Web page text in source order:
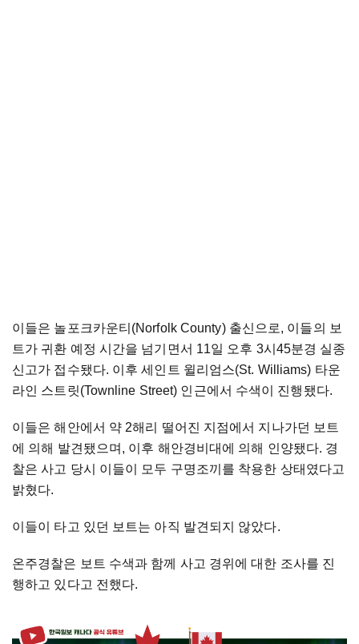
이들은 놀포크카운티(Norfolk County) 출신으로, 이들의 보
트가 귀환 예정 시간을 넘기면서 11일 오후 3시45분경 실종
신고가 접수됐다. 이후 세인트 윌리엄스(St. Williams) 타운
라인 스트릿(Townline Street) 인근에서 수색이 진행됐다.
이들은 해안에서 약 2해리 떨어진 지점에서 지나가던 보트
에 의해 발견됐으며, 이후 해안경비대에 의해 인양됐다. 경
찰은 사고 당시 이들이 모두 구명조끼를 착용한 상태였다고
밝혔다.
이들이 타고 있던 보트는 아직 발견되지 않았다.
온주경찰은 보트 수색과 함께 사고 경위에 대한 조사를 진
행하고 있다고 전했다.